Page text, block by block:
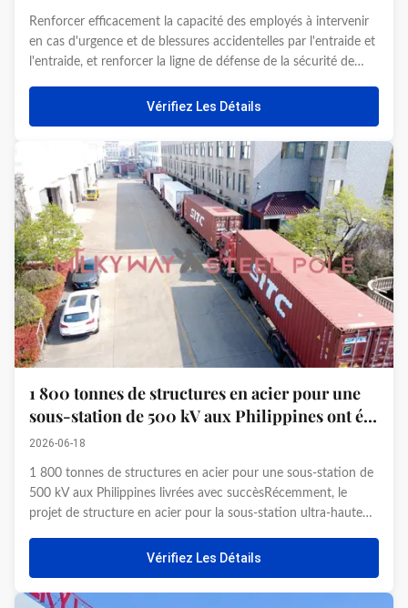
Renforcer efficacement la capacité des employés à intervenir
en cas d'urgence et de blessures accidentelles par l'entraide et
l'entraide, et renforcer la ligne de défense de la sécurité de
Co.., Ltd. a récemment invité une équipe de ...
Vérifiez Les Détails
1 800 tonnes de structures en acier pour une
sous-station de 500 kV aux Philippines ont été
livrées récemment avec succès
2026-06-18
1 800 tonnes de structures en acier pour une sous-station de
500 kV aux Philippines livrées avec succèsRécemment, le
projet de structure en acier pour la sous-station ultra-haute
a été achevé avec succès et a passé avec succès l...
Vérifiez Les Détails